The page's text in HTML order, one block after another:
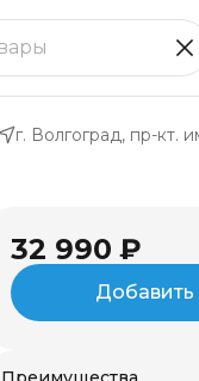
г. Волгоград, пр-кт.
32 990 ₽
Добавить